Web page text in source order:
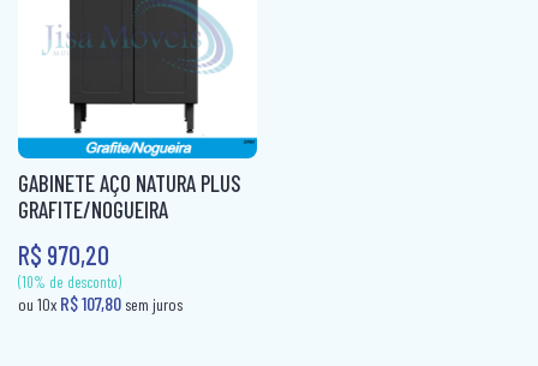
CAMA SOLTEIRO
COLCHÃO BABY
COLCHÃO CASAL
COLCHÃO CASAL MOLAS
COLCHÃO INFANTIL
COLCHÃO KING MOLAS
COLCHÂO QUEEN
(10% de desconto)
ou 10xR$ 107,80 sem juros
GABINETE AÇO NATURA PLUS
GRAFITE/NOGUEIRA
R$ 970,20